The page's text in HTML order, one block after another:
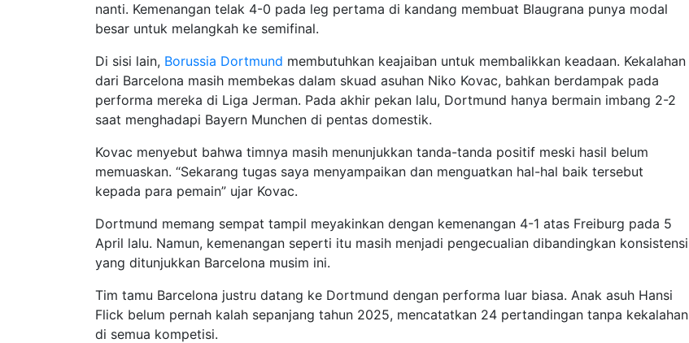
nanti. Kemenangan telak 4-0 pada leg pertama di kandang membuat Blaugrana punya modal
besar untuk melangkah ke semifinal.
Di sisi lain, Borussia Dortmund membutuhkan keajaiban untuk membalikkan keadaan. Kekalahan
dari Barcelona masih membekas dalam skuad asuhan Niko Kovac, bahkan berdampak pada
performa mereka di Liga Jerman. Pada akhir pekan lalu, Dortmund hanya bermain imbang 2-2
saat menghadapi Bayern Munchen di pentas domestik.
Kovac menyebut bahwa timnya masih menunjukkan tanda-tanda positif meski hasil belum
memuaskan. “Sekarang tugas saya menyampaikan dan menguatkan hal-hal baik tersebut
kepada para pemain” ujar Kovac.
Dortmund memang sempat tampil meyakinkan dengan kemenangan 4-1 atas Freiburg pada 5
April lalu. Namun, kemenangan seperti itu masih menjadi pengecualian dibandingkan konsistensi
yang ditunjukkan Barcelona musim ini.
Tim tamu Barcelona justru datang ke Dortmund dengan performa luar biasa. Anak asuh Hansi
Flick belum pernah kalah sepanjang tahun 2025, mencatatkan 24 pertandingan tanpa kekalahan
di semua kompetisi.